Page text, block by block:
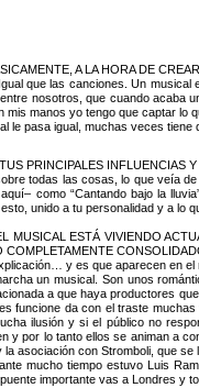
A LA HORA DE
que las canciones. Un
nosotros, que cuando acaba
mis manos yo tengo que captar lo
le pasa igual, muchas veces
PRINCIPALES INFLUENCIAS
todas las cosas, lo que veía
como “Cantando bajo la
unido a tu personalidad y a lo
MUSICAL ESTÁ VIVIENDO
COMPLETAMENTE
y es que aparecen en
un musical. Son unos
a que haya productores
funcione da con el traste
ilusión y si el público no
y por lo tanto ellos se animan a
la asociación con Stromboli, que se
mucho tiempo estuvo Luis
importante vas a Londres y